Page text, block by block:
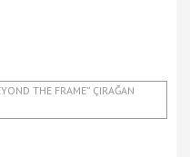
THE FRAME” ÇIRAĞAN